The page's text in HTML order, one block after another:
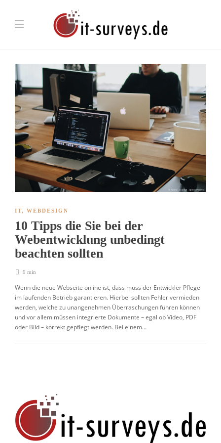
IT, WEBDESIGN
10 Tipps die Sie bei der
Webentwicklung unbedingt
beachten sollten
9 min
Wenn die neue Webseite online ist, dass muss der Entwickler Pflege
im laufenden Betrieb garantieren. Hierbei sollten Fehler vermieden
werden, welche zu unangenehmen Überraschungen führen können
und vor allem müssen integrierte Dokumente – egal ob Video, PDF
oder Bild – korrekt gepflegt werden. Bei einem...